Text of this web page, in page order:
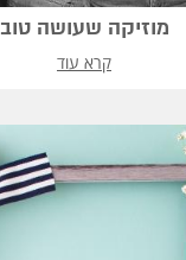
מוזיקה שעושה טוב
קרא עוד